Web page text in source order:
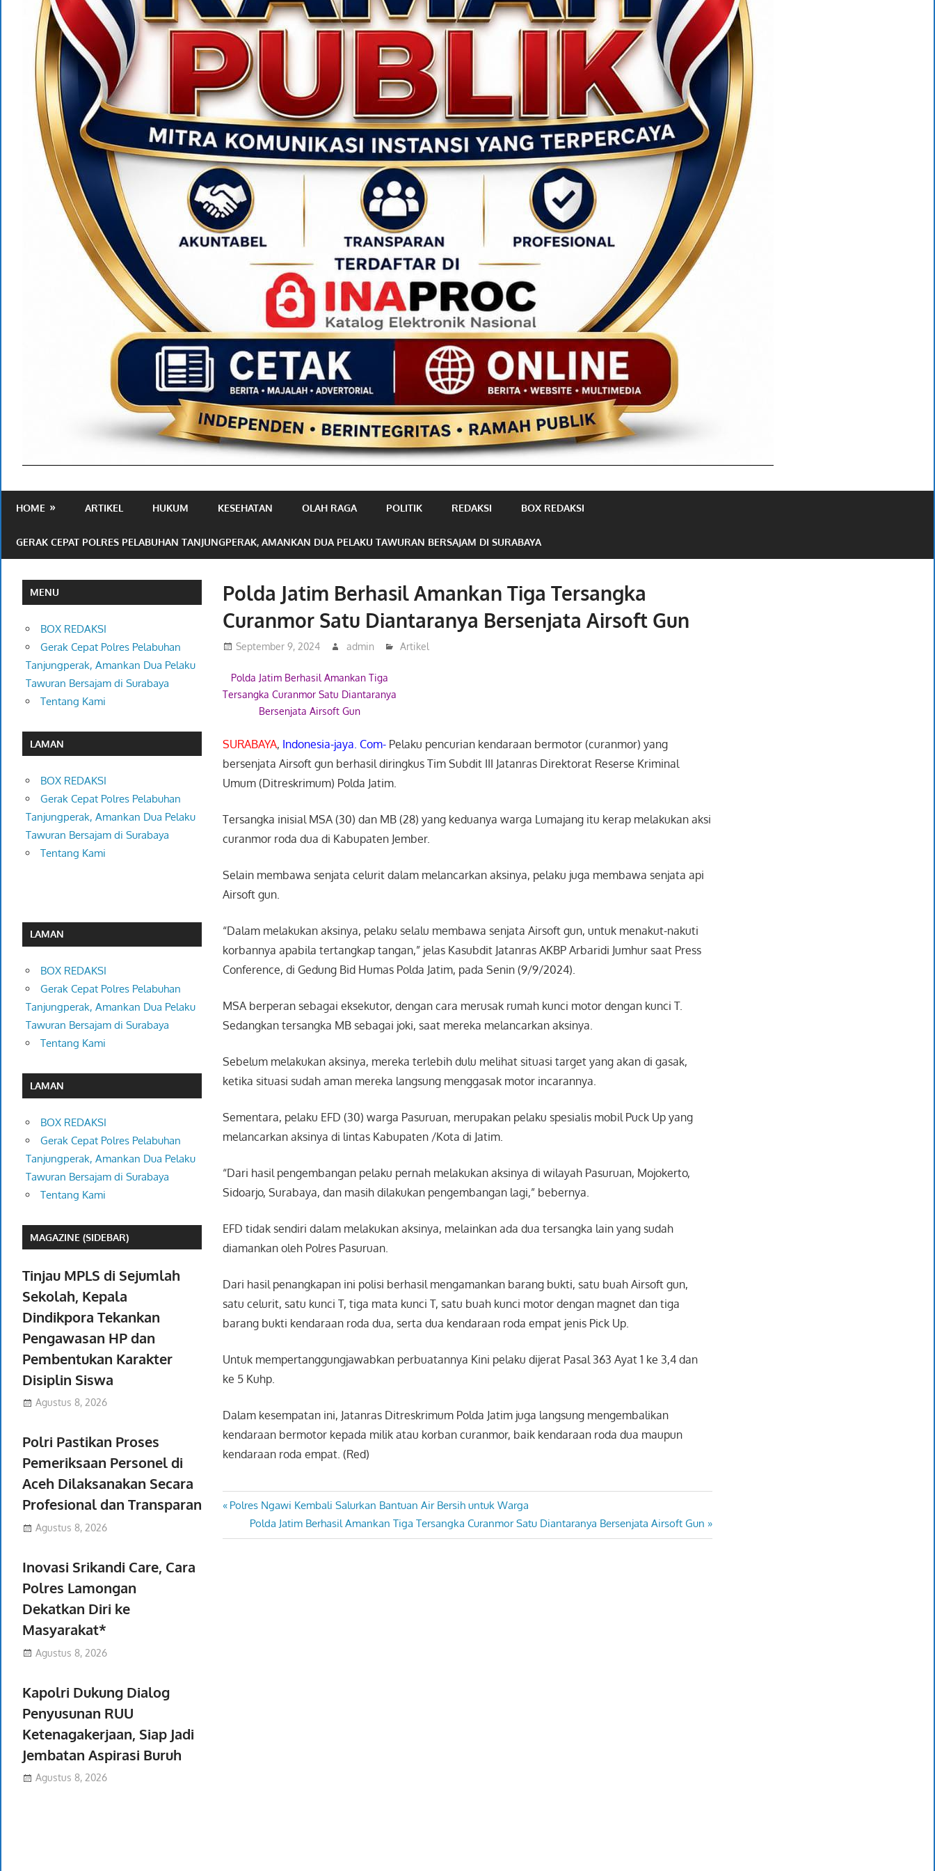
Publik
HOME ARTIKEL HUKUM KESEHATAN OLAH RAGA POLITIK REDAKSI BOX REDAKSI
GERAK CEPAT POLRES PELABUHAN TANJUNGPERAK, AMANKAN DUA PELAKU TAWURAN BERSAJAM DI SURABAYA
Polda Jatim Berhasil Amankan Tiga Tersangka
Curanmor Satu Diantaranya Bersenjata Airsoft Gun
September 9, 2024 admin Artikel
Polda Jatim Berhasil Amankan Tiga
Tersangka Curanmor Satu Diantaranya
Bersenjata Airsoft Gun
SURABAYA, Indonesia-jaya. Com- Pelaku pencurian kendaraan bermotor (curanmor) yang
bersenjata Airsoft gun berhasil diringkus Tim Subdit III Jatanras Direktorat Reserse Kriminal
Umum (Ditreskrimum) Polda Jatim.
Tersangka inisial MSA (30) dan MB (28) yang keduanya warga Lumajang itu kerap melakukan aksi
curanmor roda dua di Kabupaten Jember.
Selain membawa senjata celurit dalam melancarkan aksinya, pelaku juga membawa senjata api
Airsoft gun.
“Dalam melakukan aksinya, pelaku selalu membawa senjata Airsoft gun, untuk menakut-nakuti
korbannya apabila tertangkap tangan,” jelas Kasubdit Jatanras AKBP Arbaridi Jumhur saat Press
Conference, di Gedung Bid Humas Polda Jatim, pada Senin (9/9/2024).
MSA berperan sebagai eksekutor, dengan cara merusak rumah kunci motor dengan kunci T.
Sedangkan tersangka MB sebagai joki, saat mereka melancarkan aksinya.
Sebelum melakukan aksinya, mereka terlebih dulu melihat situasi target yang akan di gasak,
ketika situasi sudah aman mereka langsung menggasak motor incarannya.
Sementara, pelaku EFD (30) warga Pasuruan, merupakan pelaku spesialis mobil Puck Up yang
melancarkan aksinya di lintas Kabupaten /Kota di Jatim.
“Dari hasil pengembangan pelaku pernah melakukan aksinya di wilayah Pasuruan, Mojokerto,
Sidoarjo, Surabaya, dan masih dilakukan pengembangan lagi,” bebernya.
EFD tidak sendiri dalam melakukan aksinya, melainkan ada dua tersangka lain yang sudah
diamankan oleh Polres Pasuruan.
Dari hasil penangkapan ini polisi berhasil mengamankan barang bukti, satu buah Airsoft gun,
satu celurit, satu kunci T, tiga mata kunci T, satu buah kunci motor dengan magnet dan tiga
barang bukti kendaraan roda dua, serta dua kendaraan roda empat jenis Pick Up.
Untuk mempertanggungjawabkan perbuatannya Kini pelaku dijerat Pasal 363 Ayat 1 ke 3,4 dan
ke 5 Kuhp.
Dalam kesempatan ini, Jatanras Ditreskrimum Polda Jatim juga langsung mengembalikan
kendaraan bermotor kepada milik atau korban curanmor, baik kendaraan roda dua maupun
kendaraan roda empat. (Red)
Navigasi
pos
Previous
Post:
Polres Ngawi Kembali Salurkan Bantuan Air Bersih untuk Warga
Next
Post:
Polda Jatim Berhasil Amankan Tiga Tersangka Curanmor Satu Diantaranya Bersenjata Airsoft Gun
MENU
BOX REDAKSI
Gerak Cepat Polres Pelabuhan
Tanjungperak, Amankan Dua Pelaku
Tawuran Bersajam di Surabaya
Tentang Kami
LAMAN
BOX REDAKSI
Gerak Cepat Polres Pelabuhan
Tanjungperak, Amankan Dua Pelaku
Tawuran Bersajam di Surabaya
Tentang Kami
LAMAN
BOX REDAKSI
Gerak Cepat Polres Pelabuhan
Tanjungperak, Amankan Dua Pelaku
Tawuran Bersajam di Surabaya
Tentang Kami
LAMAN
BOX REDAKSI
Gerak Cepat Polres Pelabuhan
Tanjungperak, Amankan Dua Pelaku
Tawuran Bersajam di Surabaya
Tentang Kami
MAGAZINE (SIDEBAR)
Tinjau MPLS di Sejumlah
Sekolah, Kepala
Dindikpora Tekankan
Pengawasan HP dan
Pembentukan Karakter
Disiplin Siswa
Agustus 8, 2026
Polri Pastikan Proses
Pemeriksaan Personel di
Aceh Dilaksanakan Secara
Profesional dan Transparan
Agustus 8, 2026
Inovasi Srikandi Care, Cara
Polres Lamongan
Dekatkan Diri ke
Masyarakat*
Agustus 8, 2026
Kapolri Dukung Dialog
Penyusunan RUU
Ketenagakerjaan, Siap Jadi
Jembatan Aspirasi Buruh
Agustus 8, 2026